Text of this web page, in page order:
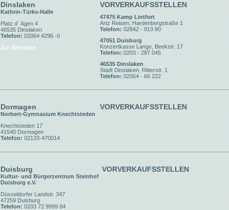
Dinslaken
Kathrin-Türks-Halle
Platz d´ Agen 4
46535 Dinslaken
Telefon: 02064 4296 -0
Zur Webseite
VORVERKAUFSSTELLEN
47475 Kamp Lintfort
Artz Reisen, Hardenbergstraße 1
Telefon: 02842 - 913 90
47051 Duisburg
Konzertkasse Lange, Beekstr. 17
Telefon: 0203 - 287 045
46535 Dinslaken
Stadt Dinslaken, Ritterstr. 1
Telefon: 02064 - 66 222
Dormagen
Norbert-Gymnasium Knechtsteden
Knechtsteden 17
41540 Dormagen
Telefon: 02133-470014
VORVERKAUFSSTELLEN
Duisburg
Kultur- und Bürgerzentrum Steinhof
Duisburg e.V.
Düsseldorfer Landstr. 347
47259 Duisburg
Telefon: 0203 72 9999 84
VORVERKAUFSSTELLEN